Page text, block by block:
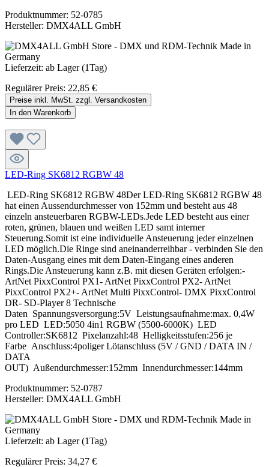
Produktnummer: 52-0785
Hersteller: DMX4ALL GmbH
Lieferzeit: ab Lager (1Tag)
Regulärer Preis: 22,85 €
Preise inkl. MwSt. zzgl. Versandkosten
In den Warenkorb
LED-Ring SK6812 RGBW 48
LED-Ring SK6812 RGBW 48Der LED-Ring SK6812 RGBW 48
hat einen Aussendurchmesser von 152mm und besteht aus 48
einzeln ansteuerbaren RGBW-LEDs.Jede LED besteht aus einer
roten, grünen, blauen und weißen LED samt interner
Steuerung.Somit ist eine individuelle Ansteuerung jeder einzelnen
LED möglich.Die Ringe sind aneinanderreihbar - verbinden Sie den
Daten-Ausgang eines mit dem Daten-Eingang eines anderen
Rings.Die Ansteuerung kann z.B. mit diesen Geräten erfolgen:-
ArtNet PixxControl PX1- ArtNet PixxControl PX2- ArtNet
PixxControl PX2+- ArtNet Multi PixxControl- DMX PixxControl
DR- SD-Player 8 Technische
Daten Spannungsversorgung:5V Leistungsaufnahme:max. 0,4W
pro LED LED:5050 4in1 RGBW (5500-6000K) LED
Controller:SK6812 Pixelanzahl:48 Helligkeitsstufen:256 je
Farbe Anschluss:4poliger Lötanschluss (5V / GND / DATA IN /
DATA
OUT) Außendurchmesser:152mm Innendurchmesser:144mm
Produktnummer: 52-0787
Hersteller: DMX4ALL GmbH
Lieferzeit: ab Lager (1Tag)
Regulärer Preis: 34,27 €